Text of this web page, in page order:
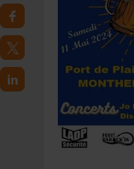
7 AOÛT 2026 |